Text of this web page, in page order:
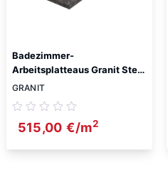
Badezimmer-
Arbeitsplatteaus Granit Steel
Grey 3cm Antiquität
GRANIT
515,00 €/m2